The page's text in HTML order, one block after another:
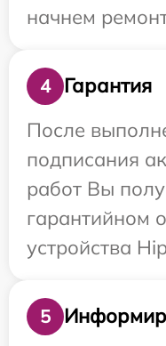
начнем
4
Гарантия
После
подписания
работ Вы
гарантийном
устройства
5